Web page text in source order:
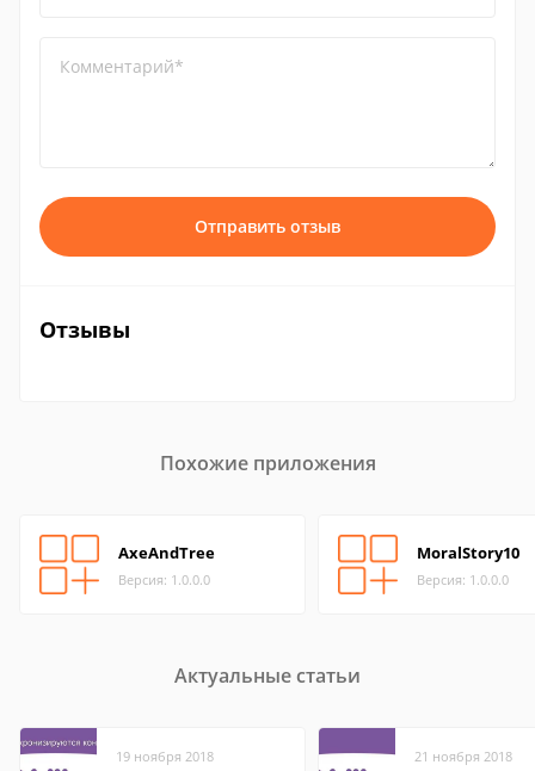
Комментарий*
Отправить отзыв
Отзывы
Похожие приложения
AxeAndTree
Версия: 1.0.0.0
MoralStory10
Версия: 1.0.0.0
Актуальные статьи
19 ноября 2018 21 ноября 2018